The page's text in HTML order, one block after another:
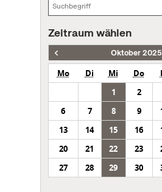
Zeitraum wählen
Oktober 2025
Mo Di Mi Do
1
2
6
7 8 9
13
14 15 16
20
21 22 23
27
28 29 30